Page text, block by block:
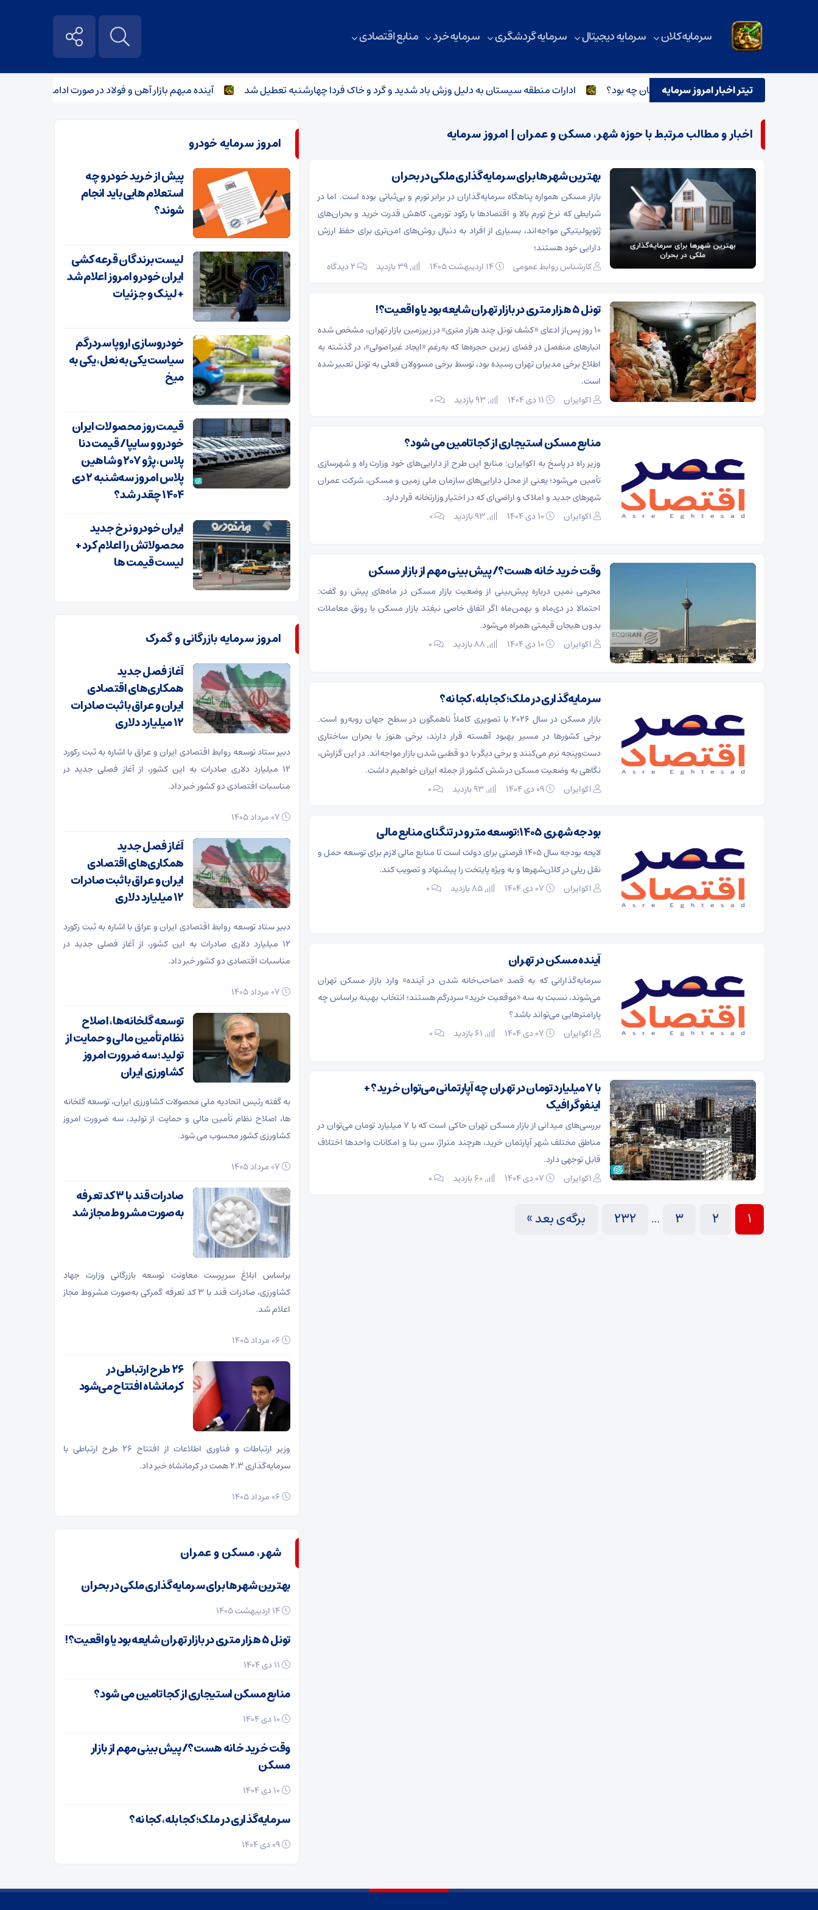
سرمایه کلان سرمایه دیجیتال سرمایه گردشگری سرمایه خرد منابع اقتصادی
تیتر اخبار امروز سرمایه ادارات منطقه سیستان به دلیل وزش باد شدید و گرد و خاک فردا چهارشنبه تعطیل شد آینده مبهم بازار آهن و فولاد در صورت ادامه تنش‌ های
اخبار و مطالب مرتبط با حوزه شهر، مسکن و عمران | امروز سرمایه
بهترین شهرها برای سرمایه‌گذاری ملکی در بحران
بازار مسکن همواره پناهگاه سرمایه‌گذاران در برابر تورم و بی‌ثباتی بوده است. اما در
شرایطی که نرخ تورم بالا و اقتصادها با رکود تورمی، کاهش قدرت خرید و بحران‌های
ژئوپولیتیکی مواجه‌اند، بسیاری از افراد به دنبال روش‌های امن‌تری برای حفظ ارزش
دارایی خود هستند؛
کارشناس روابط عمومی
۲ دیدگاه
تونل ۵ هزار متری در بازار تهران شایعه بود یا واقعیت؟!
۱۰ روز پس‌از ادعای «کشف تونل چند هزار متری» در زیرزمین بازار تهران، مشخص شده
انبارهای منفصل در فضای زیرین حجره‌ها که به‌رغم «ایجاد غیراصولی»،‌ در گذشته به
اطلاع برخی مدیران تهران رسیده بود، توسط برخی مسوولان فعلی به تونل تعبیر شده
است.
اکوایران
۰
منابع مسکن استیجاری از کجا تامین می شود؟
وزیر راه در پاسخ به اکوایران: منابع این طرح از دارایی‌های خود وزارت راه و شهرسازی
تأمین می‌شود؛ یعنی از محل دارایی‌های سازمان ملی زمین و مسکن، شرکت عمران
شهرهای جدید و املاک و اراضی‌ای که در اختیار وزارتخانه قرار دارد.
اکوایران
۰
وقت خرید خانه هست؟/ پیش بینی مهم از بازار مسکن
محرمی نمین درباره پیش‌بینی از وضعیت بازار مسکن در ماه‌های پیش رو گفت:
احتمالا در دی‌ماه و بهمن‌ماه اگر اتفاق خاصی نیفتد بازار مسکن با رونق معاملات
بدون هیجان قیمتی همراه می‌شود.
اکوایران
۰
سرمایه‌گذاری در ملک؛ کجا بله، کجا نه؟
بازار مسکن در سال ۲۰۲۶ با تصویری کاملاً ناهمگون در سطح جهان روبه‌رو است.
برخی کشورها در مسیر بهبود آهسته قرار دارند، برخی هنوز با بحران ساختاری
دست‌وپنجه نرم می‌کنند و برخی دیگر با دو قطبی شدن بازار مواجه‌اند. در این گزارش،
نگاهی به وضعیت مسکن در شش کشور از جمله ایران خواهیم داشت.
اکوایران
۰
بودجه شهری ۱۴۰۵؛توسعه مترو در تنگنای منابع مالی
لایحه بودجه سال ۱۴۰۵ فرصتی برای دولت است تا منابع مالی لازم برای توسعه حمل و
نقل ریلی در کلان‌شهرها و به ویژه پایتخت را پیشنهاد و تصویب کند.
اکوایران
۰
آینده مسکن در تهران
سرمایه‌گذارانی که به قصد «صاحب‌خانه شدن در آینده» وارد بازار مسکن تهران
می‌شوند، نسبت به سه «موقعیت خرید» سردرگم هستند؛ انتخاب بهینه براساس چه
پارامترهایی می‌تواند باشد؟
اکوایران
۰
با ۷ میلیارد تومان در تهران چه آپارتمانی می‌توان خرید؟ +
اینفوگرافیک
بررسی‌های میدانی از بازار مسکن تهران حاکی است که با ۷ میلیارد تومان می‌توان در
مناطق مختلف شهر آپارتمان خرید، هرچند متراژ، سن بنا و امکانات واحدها اختلاف
قابل توجهی دارد.
اکوایران
۰
1
2
3
…
232 برگه‌ی بعد »
امروز سرمایه خودرو
پیش از خرید خودرو چه
استعلام هایی باید انجام
شوند؟
لیست برندگان قرعه کشی
ایران خودرو امروز اعلام شد
+ لینک و جزئیات
خودروسازی اروپا سردرگم
سیاست یکی به نعل، یکی به
میخ
قیمت روز محصولات ایران
خودرو و سایپا/ قیمت دنا
پلاس، پژو ۲۰۷ و شاهین
پلاس امروز سه‌شنبه ۲ دی
۱۴۰۴ چقدر شد؟
ایران خودرو نرخ جدید
محصولاتش را اعلام کرد +
لیست قیمت ها
امروز سرمایه بازرگانی و گمرک
آغاز فصل جدید
همکاری‌های اقتصادی
ایران و عراق با ثبت صادرات
۱۲ میلیارد دلاری
دبیر ستاد توسعه روابط اقتصادی ایران و عراق با اشاره به ثبت رکورد
۱۲ میلیارد دلاری صادرات به این کشور، از آغاز فصلی جدید در
مناسبات اقتصادی دو کشور خبر داد.
آغاز فصل جدید
همکاری‌های اقتصادی
ایران و عراق با ثبت صادرات
۱۲ میلیارد دلاری
دبیر ستاد توسعه روابط اقتصادی ایران و عراق با اشاره به ثبت رکورد
۱۲ میلیارد دلاری صادرات به این کشور، از آغاز فصلی جدید در
مناسبات اقتصادی دو کشور خبر داد.
توسعه گلخانه‌ها، اصلاح
نظام تأمین مالی و حمایت از
تولید؛ سه ضرورت امروز
کشاورزی ایران
به گفته رئیس اتحادیه ملی محصولات کشاورزی ایران، توسعه گلخانه
‌ها، اصلاح نظام تأمین مالی و حمایت از تولید، سه ضرورت امروز
کشاورزی کشور محسوب می شود.
صادرات قند با ۳ کد تعرفه
به‌صورت مشروط مجاز شد
براساس ابلاغ سرپرست معاونت توسعه بازرگانی وزارت جهاد
کشاورزی، صادرات قند با ۳ کد تعرفه گمرکی به‌صورت مشروط مجاز
اعلام شد.
۲۶ طرح ارتباطی در
کرمانشاه افتتاح می‌شود
وزیر ارتباطات و فناوری اطلاعات از افتتاح ۲۶ طرح ارتباطی با
سرمایه‌گذاری ۲.۳ همت در کرمانشاه خبر داد.
شهر، مسکن و عمران
بهترین شهرها برای سرمایه‌گذاری ملکی در بحران
تونل ۵ هزار متری در بازار تهران شایعه بود یا واقعیت؟!
منابع مسکن استیجاری از کجا تامین می شود؟
وقت خرید خانه هست؟/ پیش بینی مهم از بازار
مسکن
سرمایه‌گذاری در ملک؛ کجا بله، کجا نه؟